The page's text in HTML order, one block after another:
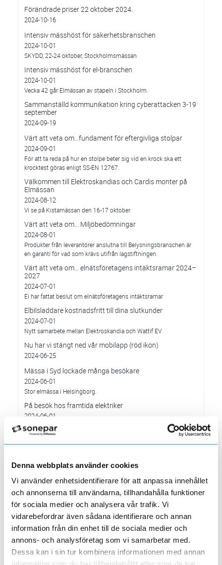
Denna webbplats använder cookies
Vi använder enhetsidentifierare för att anpassa innehållet
och annonserna till användarna, tillhandahålla funktioner
för sociala medier och analysera vår trafik. Vi
vidarebefordrar även sådana identifierare och annan
information från din enhet till de sociala medier och
annons- och analysföretag som vi samarbetar med.
Dessa kan i sin tur kombinera informationen med annan
Förändrade priser 22 oktober 2024.
2024-10-16
Intensiv mässhöst för säkerhetsbranschen
2024-10-01
SKYDD, 22-24 oktober, Stockholmsmässan
Intensiv mässhöst för el-branschen
2024-10-01
Vecka 42 går Elmässan av stapeln i Stockholm.
Sammanställd kommunikation kring cyberattacken 3-19
september
2024-09-19
Värt att veta om…fundament för eftergivliga stolpar
2024-09-01
För att ta reda på hur en stolpe beter sig vid en krock ska ett
krocktest göras enligt SS-EN 12767.
Välkommen till Elektroskandias och Cardis monter på
Elmässan
2024-08-12
Vi se på Kistamässan den 16-17 oktober.
Värt att veta om... Miljöbedömningar
2024-08-01
Produkter från leverantörer anslutna till Belysningsbranschen är
en garanti för vad som krävs utifrån lagstiftningen.
Värt att veta om… elnätsföretagens intäktsramar 2024–
2027
2024-07-01
Ei har fattat beslut om elnätsföretagens intäktsramar
Elbilsladdare kostnadsfritt till dina slutkunder
2024-07-01
Nytt samarbete mellan Elektroskandia och Wattif EV
Nu har vi stängt ned vår mobilapp (röd ikon)
2024-06-25
Mässa i Syd lockade många besökare
2024-06-01
Stor elmässa i Helsingborg.
På besök hos framtida elektriker
2024-06-01
Elektroskandia hälsade på hos El & Energiprogrammet vid Tumba
Gymnasium
Batterilagring möjliggör att förnybar energi lagras för att
användas senare.
Nu inför vi möjligt att använda BankID på
elektroskandia.se
Värt att veta om…betalning med vanligt betalkort på
laddstationer
2024-05-01
I alla publika laddstationer som installeras från och med 13 april